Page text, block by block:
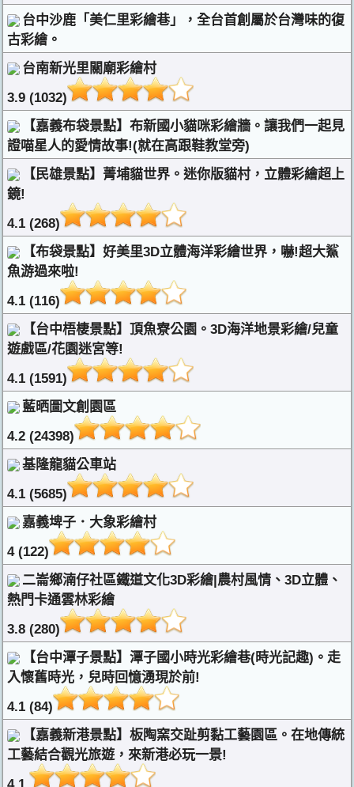
台中沙鹿「美仁里彩繪巷」，全台首創屬於台灣味的復
古彩繪。
台南新光里關廟彩繪村
3.9 (1032)
【嘉義布袋景點】布新國小貓咪彩繪牆。讓我們一起見
證喵星人的愛情故事!(就在高跟鞋教堂旁)
【民雄景點】菁埔貓世界。迷你版貓村，立體彩繪超上
鏡!
4.1 (268)
【布袋景點】好美里3D立體海洋彩繪世界，嚇!超大鯊
魚游過來啦!
4.1 (116)
【台中梧棲景點】頂魚寮公園。3D海洋地景彩繪/兒童
遊戲區/花園迷宮等!
4.1 (1591)
藍晒圖文創園區
4.2 (24398)
基隆龍貓公車站
4.1 (5685)
嘉義埤子．大象彩繪村
4 (122)
二崙鄉湳仔社區鐵道文化3D彩繪|農村風情、3D立體、
熱門卡通雲林彩繪
3.8 (280)
【台中潭子景點】潭子國小時光彩繪巷(時光記趣)。走
入懷舊時光，兒時回憶湧現於前!
4.1 (84)
【嘉義新港景點】板陶窯交趾剪黏工藝園區。在地傳統
工藝結合觀光旅遊，來新港必玩一景!